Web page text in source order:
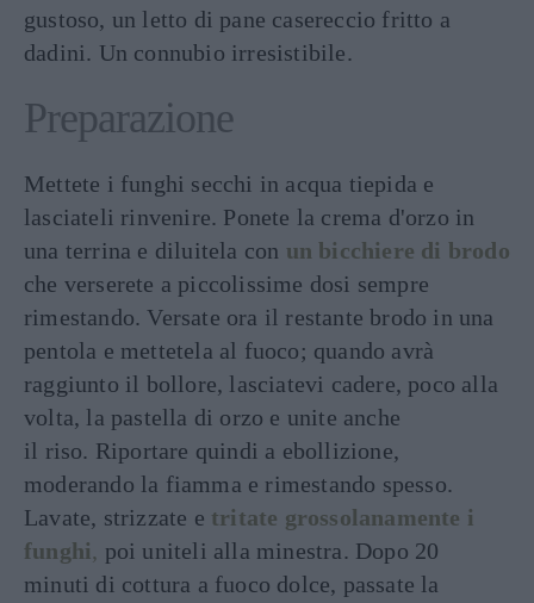
gustoso, un letto di pane casereccio fritto a
dadini. Un connubio irresistibile.
Preparazione
Mettete i funghi secchi in acqua tiepida e
lasciateli rinvenire. Ponete la crema d'orzo in
una terrina e diluitela con un bicchiere di brodo
che verserete a piccolissime dosi sempre
rimestando. Versate ora il restante brodo in una
pentola e mettetela al fuoco; quando avrà
raggiunto il bollore, lasciatevi cadere, poco alla
volta, la pastella di orzo e unite anche
il riso. Riportare quindi a ebollizione,
moderando la fiamma e rimestando spesso.
Lavate, strizzate e tritate grossolanamente i
funghi, poi uniteli alla minestra. Dopo 20
minuti di cottura a fuoco dolce, passate la